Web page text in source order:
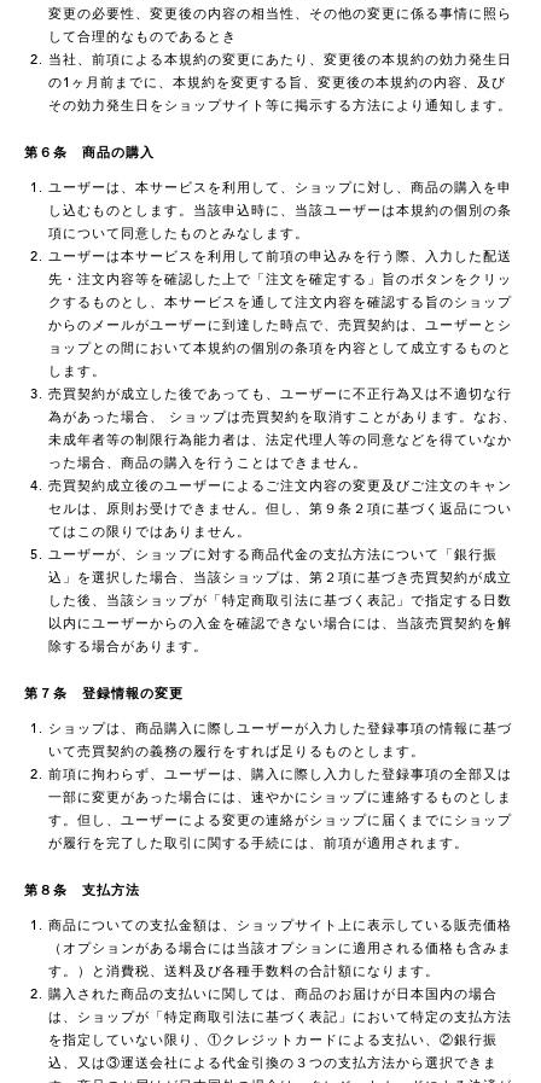
変更の必要性、変更後の内容の相当性、その他の変更に係る事情に照ら
して合理的なものであるとき
当社、前項による本規約の変更にあたり、変更後の本規約の効力発生日
の1ヶ月前までに、本規約を変更する旨、変更後の本規約の内容、及び
その効力発生日をショップサイト等に掲示する方法により通知します。
第６条 商品の購入
ユーザーは、本サービスを利用して、ショップに対し、商品の購入を申
し込むものとします。当該申込時に、当該ユーザーは本規約の個別の条
項について同意したものとみなします。
ユーザーは本サービスを利用して前項の申込みを行う際、入力した配送
先・注文内容等を確認した上で「注文を確定する」旨のボタンをクリッ
クするものとし、本サービスを通して注文内容を確認する旨のショップ
からのメールがユーザーに到達した時点で、売買契約は、ユーザーとシ
ョップとの間において本規約の個別の条項を内容として成立するものと
します。
売買契約が成立した後であっても、ユーザーに不正行為又は不適切な行
為があった場合、 ショップは売買契約を取消すことがあります。なお、
未成年者等の制限行為能力者は、法定代理人等の同意などを得ていなか
った場合、商品の購入を行うことはできません。
売買契約成立後のユーザーによるご注文内容の変更及びご注文のキャン
セルは、原則お受けできません。但し、第９条２項に基づく返品につい
てはこの限りではありません。
ユーザーが、ショップに対する商品代金の支払方法について「銀行振
込」を選択した場合、当該ショップは、第２項に基づき売買契約が成立
した後、当該ショップが「特定商取引法に基づく表記」で指定する日数
以内にユーザーからの入金を確認できない場合には、当該売買契約を解
除する場合があります。
第７条 登録情報の変更
ショップは、商品購入に際しユーザーが入力した登録事項の情報に基づ
いて売買契約の義務の履行をすれば足りるものとします。
前項に拘わらず、ユーザーは、購入に際し入力した登録事項の全部又は
一部に変更があった場合には、速やかにショップに連絡するものとしま
す。但し、ユーザーによる変更の連絡がショップに届くまでにショップ
が履行を完了した取引に関する手続には、前項が適用されます。
第８条 支払方法
商品についての支払金額は、ショップサイト上に表示している販売価格
（オプションがある場合には当該オプションに適用される価格も含みま
す。）と消費税、送料及び各種手数料の合計額になります。
購入された商品の支払いに関しては、商品のお届けが日本国内の場合
は、ショップが「特定商取引法に基づく表記」において特定の支払方法
を指定していない限り、①クレジットカードによる支払い、②銀行振
込、又は③運送会社による代金引換の３つの支払方法から選択できま